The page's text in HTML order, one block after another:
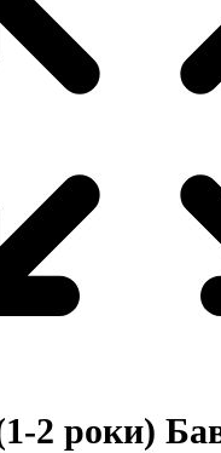
2 роки)